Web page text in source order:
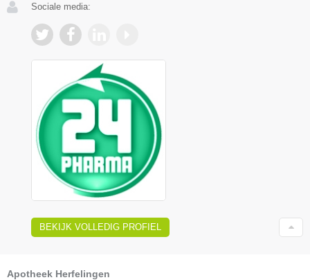
Sociale media:
BEKIJK VOLLEDIG PROFIEL
Apotheek Herfelingen